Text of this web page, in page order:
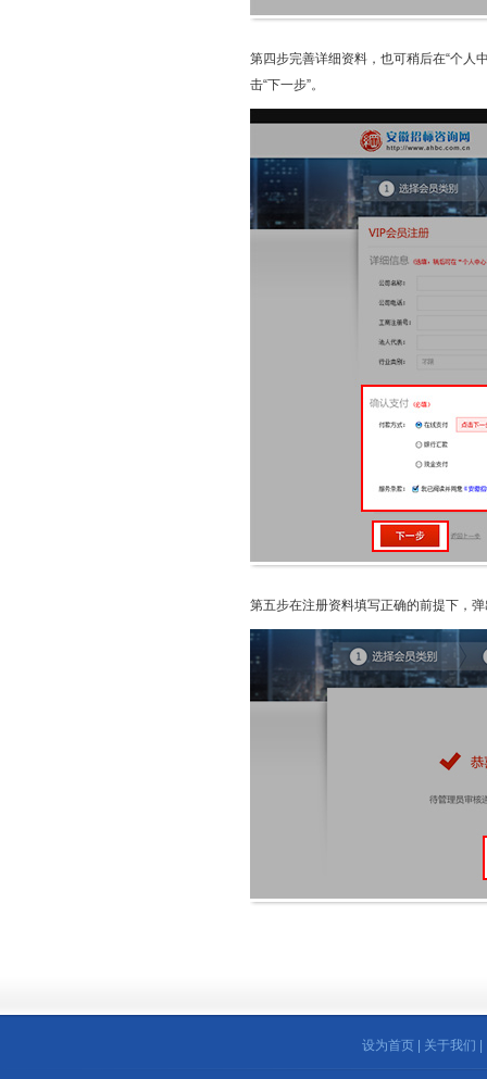
第四步完善详细资料，也可稍后在“个人
击“下一步”。
第五步在注册资料填写正确的前提下，
设为首页 关于我们